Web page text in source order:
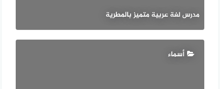
مدرس لغة عربية متميز بالمطرية
أسماء